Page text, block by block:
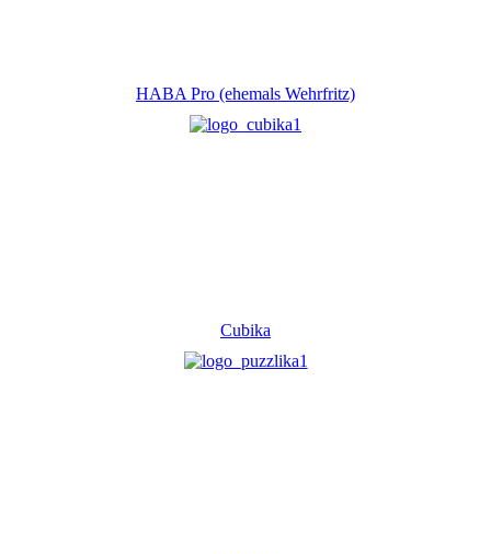
HABA Pro (ehemals Wehrfritz)
Cubika